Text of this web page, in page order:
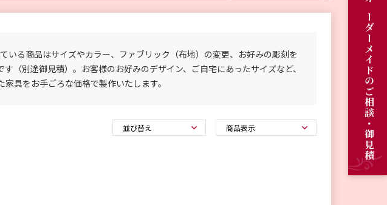
オーダーメイドのご相談・御見積
いる商品はサイズやカラー、ファブリック（布地）の変更、お好みの彫刻を
（別途御見積）。お客様のお好みのデザイン、ご自宅にあったサイズなど、
具をお手ごろな価格で製作いたします。